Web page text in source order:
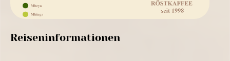
Reiseninformationen